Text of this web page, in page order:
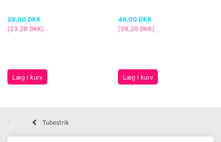
29,00 DKK
(23,20 DKK)
Læg i kurv
49,00 DKK
(39,20 DKK)
Læg i kurv
Tubestrik